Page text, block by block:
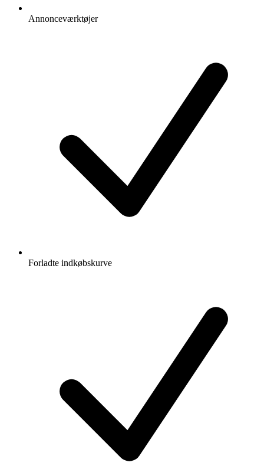
Annonceværktøjer
Forladte indkøbskurve